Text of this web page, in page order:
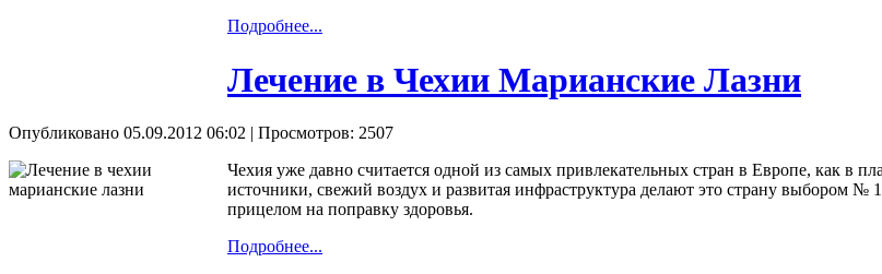
Подробнее...
Лечение в Чехии Марианские Лазни
Опубликовано 05.09.2012 06:02 | Просмотров: 2507
Чехия уже давно считается одной из самых привлекательных стран в Европе, как в
источники, свежий воздух и развитая инфраструктура делают это страну выбором №
прицелом на поправку здоровья.
Подробнее...